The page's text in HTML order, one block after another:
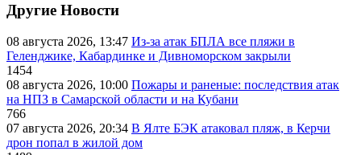
Другие Новости
08 августа 2026, 13:47 Из-за атак БПЛА все пляжи в
Геленджике, Кабардинке и Дивноморском закрыли
1454
08 августа 2026, 10:00 Пожары и раненые: последствия атак
на НПЗ в Самарской области и на Кубани
766
07 августа 2026, 20:34 В Ялте БЭК атаковал пляж, в Керчи
дрон попал в жилой дом